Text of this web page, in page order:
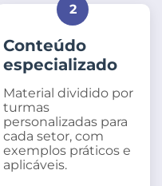
2
Conteúdo
especializado
Material dividido por
turmas
personalizadas para
cada setor, com
exemplos práticos e
aplicáveis.